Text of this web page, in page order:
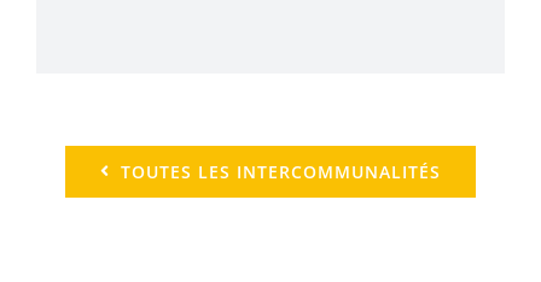
TOUTES LES INTERCOMMUNALITÉS